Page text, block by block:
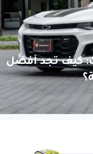
كيف تجد أفضل